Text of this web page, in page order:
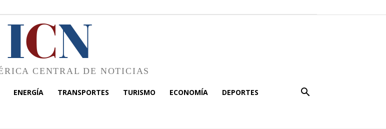
ICN
CENTRAL DE NOTICIAS
ENERGÍA TRANSPORTES TURISMO ECONOMÍA DEPORTES